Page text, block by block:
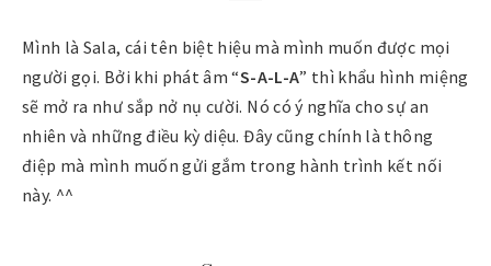
Mình là Sala, cái tên biệt hiệu mà mình muốn được mọi
người gọi. Bởi khi phát âm “S-A-L-A” thì khẩu hình miệng
sẽ mở ra như sắp nở nụ cười. Nó có ý nghĩa cho sự an
nhiên và những điều kỳ diệu. Đây cũng chính là thông
điệp mà mình muốn gửi gắm trong hành trình kết nối
này. ^^